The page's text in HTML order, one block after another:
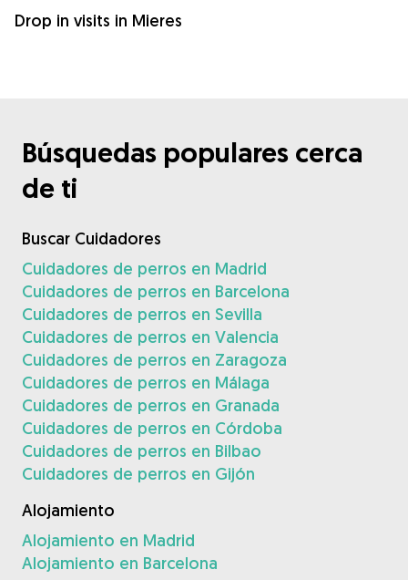
Drop in visits in Mieres
Búsquedas populares cerca
de ti
Buscar Cuidadores
Cuidadores de perros en Madrid
Cuidadores de perros en Barcelona
Cuidadores de perros en Sevilla
Cuidadores de perros en Valencia
Cuidadores de perros en Zaragoza
Cuidadores de perros en Málaga
Cuidadores de perros en Granada
Cuidadores de perros en Córdoba
Cuidadores de perros en Bilbao
Cuidadores de perros en Gijón
Alojamiento
Alojamiento en Madrid
Alojamiento en Barcelona